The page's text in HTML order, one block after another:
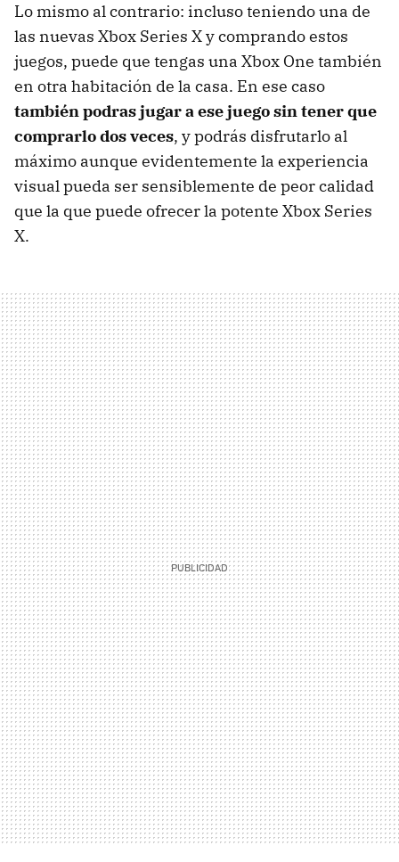
Lo mismo al contrario: incluso teniendo una de
las nuevas Xbox Series X y comprando estos
juegos, puede que tengas una Xbox One también
en otra habitación de la casa. En ese caso
también podras jugar a ese juego sin tener que
comprarlo dos veces, y podrás disfrutarlo al
máximo aunque evidentemente la experiencia
visual pueda ser sensiblemente de peor calidad
que la que puede ofrecer la potente Xbox Series
X.